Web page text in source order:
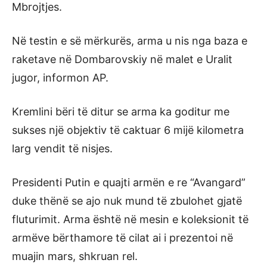
Mbrojtjes.
Në testin e së mërkurës, arma u nis nga baza e
raketave në Dombarovskiy në malet e Uralit
jugor, informon AP.
Kremlini bëri të ditur se arma ka goditur me
sukses një objektiv të caktuar 6 mijë kilometra
larg vendit të nisjes.
Presidenti Putin e quajti armën e re “Avangard”
duke thënë se ajo nuk mund të zbulohet gjatë
fluturimit. Arma është në mesin e koleksionit të
armëve bërthamore të cilat ai i prezentoi në
muajin mars, shkruan rel.